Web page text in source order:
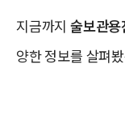
지금까지 술보관
양한 정보를 살펴